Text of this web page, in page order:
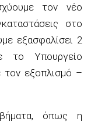
τον νέο
στο
εξασφαλίσει 2
το Υπουργείο
τον εξοπλισμό –
βήματα, όπως η